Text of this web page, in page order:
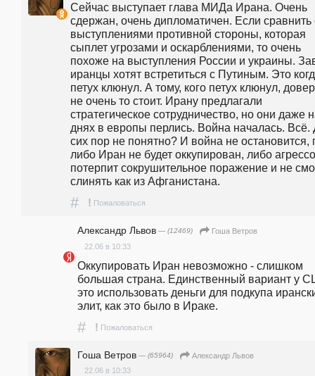
Сейчас выступает глава МИДа Ирана. Очень
сдержан, очень дипломатичен. Если сравнить
выступлениями противной стороны, которая
сыплет угрозами и оскарблениями, то очень
похоже на выступления России и украины.
иранцы хотят встретиться с Путиным. Это
петух клюнул. А тому, кого петух клюнул,
не очень то стоит. Ирану предлагали
стратегическое сотрудничество, но они даже
днях в европы перлись. Война началась. Всё.
сих пор не понятно? И война не остановится,
либо Иран не будет оккупирован, либо
потерпит сокрушительное поражение и не
слинять как из Афганистана.
# ! Пожаловаться
Александр Львов — (12469)
Гоша Ветров
22.06 в 10:33
Оккупировать Иран невозможно - слишком
большая страна. Единственный вариант у
это использовать деньги для подкупа
элит, как это было в Ираке.
# ! Пожаловаться
Гоша Ветров — (65964)
Александр Львов
22.06 в 10:33